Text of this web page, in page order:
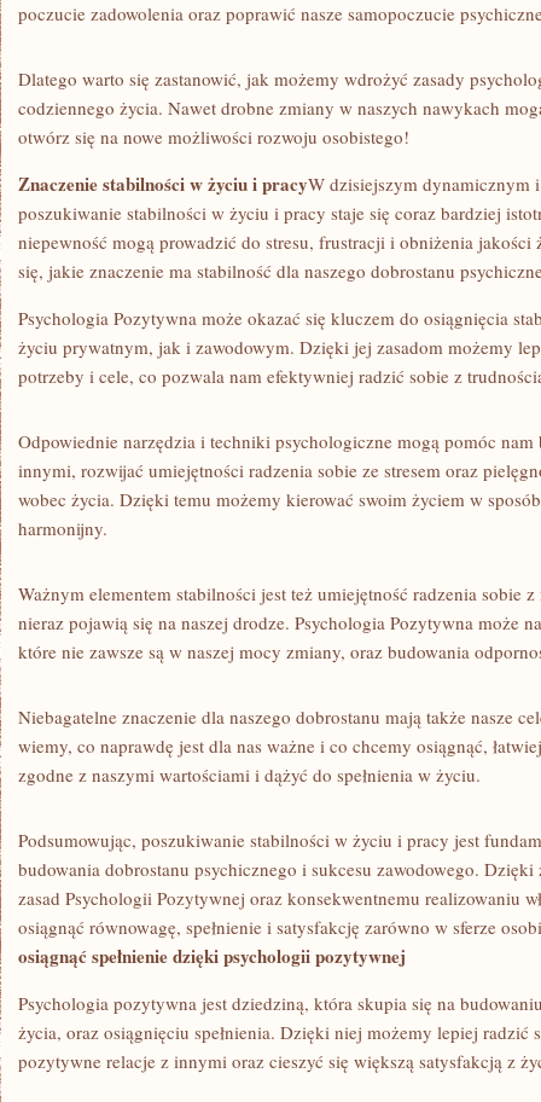
poczucie zadowolenia oraz poprawić nasze⁢ samopoczucie
Dlatego warto się zastanowić, jak ⁤możemy wdrożyć zasady
codziennego ⁤życia. Nawet‍ drobne zmiany w naszych nawykach
otwórz⁤ się na nowe możliwości rozwoju ⁢osobistego!
Znaczenie stabilności w życiu i pracyW dzisiejszym dynamicznym
poszukiwanie stabilności ‌w życiu i ​pracy staje się coraz bardziej
niepewność mogą prowadzić ⁣do stresu, frustracji i obniżenia​ jakości‍
się, jakie znaczenie ma stabilność dla naszego dobrostanu
Psychologia Pozytywna może okazać się kluczem do osiągnięcia
życiu prywatnym, jak i zawodowym. Dzięki ⁢jej‍ zasadom możemy‌
potrzeby i⁤ cele, co⁢ pozwala​ nam efektywniej radzić sobie z
Odpowiednie narzędzia i techniki psychologiczne mogą ​pomóc nam
innymi, rozwijać​ umiejętności radzenia sobie ze stresem‌ oraz
wobec życia. Dzięki temu możemy kierować swoim życiem w‌
harmonijny.
Ważnym elementem‌ stabilności jest też umiejętność radzenia sobie
nieraz pojawią ‌się na naszej drodze. Psychologia Pozytywna⁣ może
które nie zawsze‍ są w​ naszej⁢ mocy⁤ zmiany, oraz budowania
Niebagatelne znaczenie dla naszego dobrostanu mają także ‍nasze
wiemy, co naprawdę ‌jest dla nas⁤ ważne i co chcemy‌ osiągnąć,
zgodne ​z naszymi wartościami⁤ i ⁤dążyć do ​spełnienia w życiu.
Podsumowując, ⁢poszukiwanie ‌stabilności w ⁢życiu i pracy jest
budowania dobrostanu psychicznego i sukcesu zawodowego.
zasad Psychologii Pozytywnej oraz‌ konsekwentnemu realizowaniu
⁤osiągnąć‍ równowagę, spełnienie ‍i satysfakcję ⁢zarówno ⁢w sferze
osiągnąć ​spełnienie​ dzięki psychologii pozytywnej
Psychologia pozytywna jest dziedziną, która skupia się na
życia, oraz osiągnięciu spełnienia.⁢ Dzięki niej możemy lepiej radzić
‍pozytywne relacje z‍ innymi ‌oraz cieszyć‍ się większą satysfakcją z​